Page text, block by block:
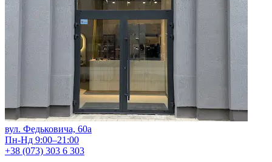
вул. Федьковича, 60а
Пн-Нд 9:00–21:00
+38 (073) 303 6 303